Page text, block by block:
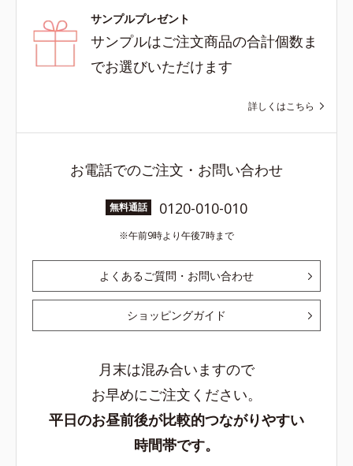
サンプルプレゼント
サンプルはご注文商品の合計個数ま
でお選びいただけます
詳しくはこちら
お電話でのご注文・お問い合わせ
無料通話 0120-010-010
午前9時より午後7時まで
よくあるご質問・お問い合わせ
ショッピングガイド
月末は混み合いますので
お早めにご注文ください。
平日のお昼前後が比較的つながりやすい
時間帯です。